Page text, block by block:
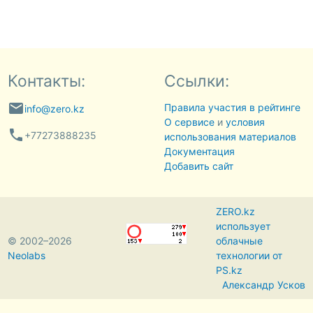
Контакты:
emailinfo@zero.kz
phone +77273888235
Ссылки:
Правила участия в рейтинге
О сервисеи условия
использования материалов
Документация
Добавить сайт
© 2002–2026
Neolabs
ZERO.kz
использует
облачные
технологии от
PS.kz
Александр Усков